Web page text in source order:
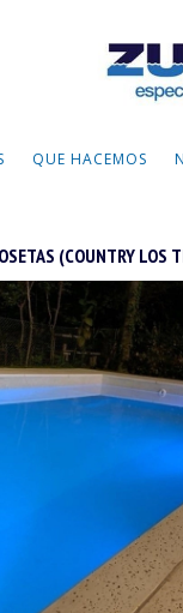
QUE HACEMOS
(COUNTRY LOS